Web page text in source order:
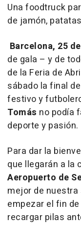
Una foodtruck
de jamón,
Barcelona, 25
de gala – y de
de la Feria de
sábado la final
festivo y
Tomás no podía
deporte y pasión.
Para dar la
que llegarán a la
Aeropuerto de
mejor de
empezar el fin
recargar pilas